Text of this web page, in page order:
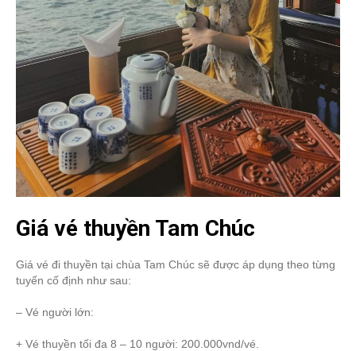
Giá vé thuyền Tam Chúc
Giá vé đi thuyền tại chùa Tam Chúc sẽ được áp dụng theo từng
tuyến cố định như sau:
– Vé người lớn:
+ Vé thuyền tối đa 8 – 10 người: 200.000vnd/vé.